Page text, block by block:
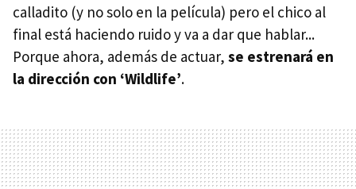
calladito (y no solo en la película) pero el chico al
final está haciendo ruido y va a dar que hablar...
Porque ahora, además de actuar, se estrenará en
la dirección con ‘Wildlife’.